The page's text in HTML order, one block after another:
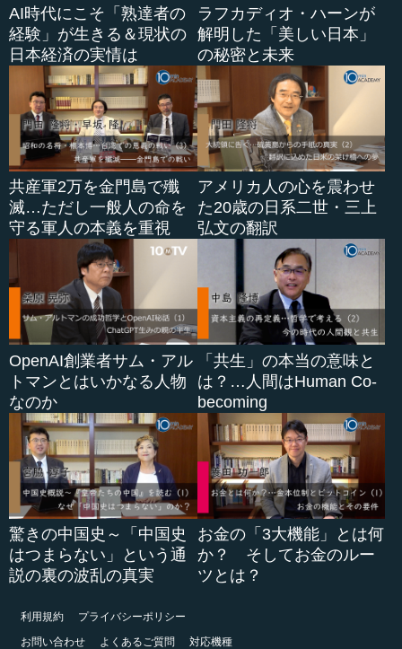
AI時代にこそ「熟達者の
経験」が生きる＆現状の
日本経済の実情は
ラフカディオ・ハーンが
解明した「美しい日本」
の秘密と未来
共産軍2万を金門島で殲
滅…ただし一般人の命を
守る軍人の本義を重視
アメリカ人の心を震わせ
た20歳の日系二世・三上
弘文の翻訳
OpenAI創業者サム・アル
トマンとはいかなる人物
なのか
「共生」の本当の意味と
は？…人間はHuman Co-
becoming
驚きの中国史～「中国史
はつまらない」という通
説の裏の波乱の真実
お金の「3大機能」とは何
か？ そしてお金のルー
ツとは？
利用規約
プライバシーポリシー
お問い合わせ
よくあるご質問
対応機種